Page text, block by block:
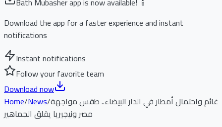
Download the app for a faster experience and instant
notifications
Instant notifications
Follow your favorite team
Download now
Home/News/غائم واحتمال أمطار في الدار البيضاء.. طقس مواجهة
مصر ونيجيريا يقلق الجماهير